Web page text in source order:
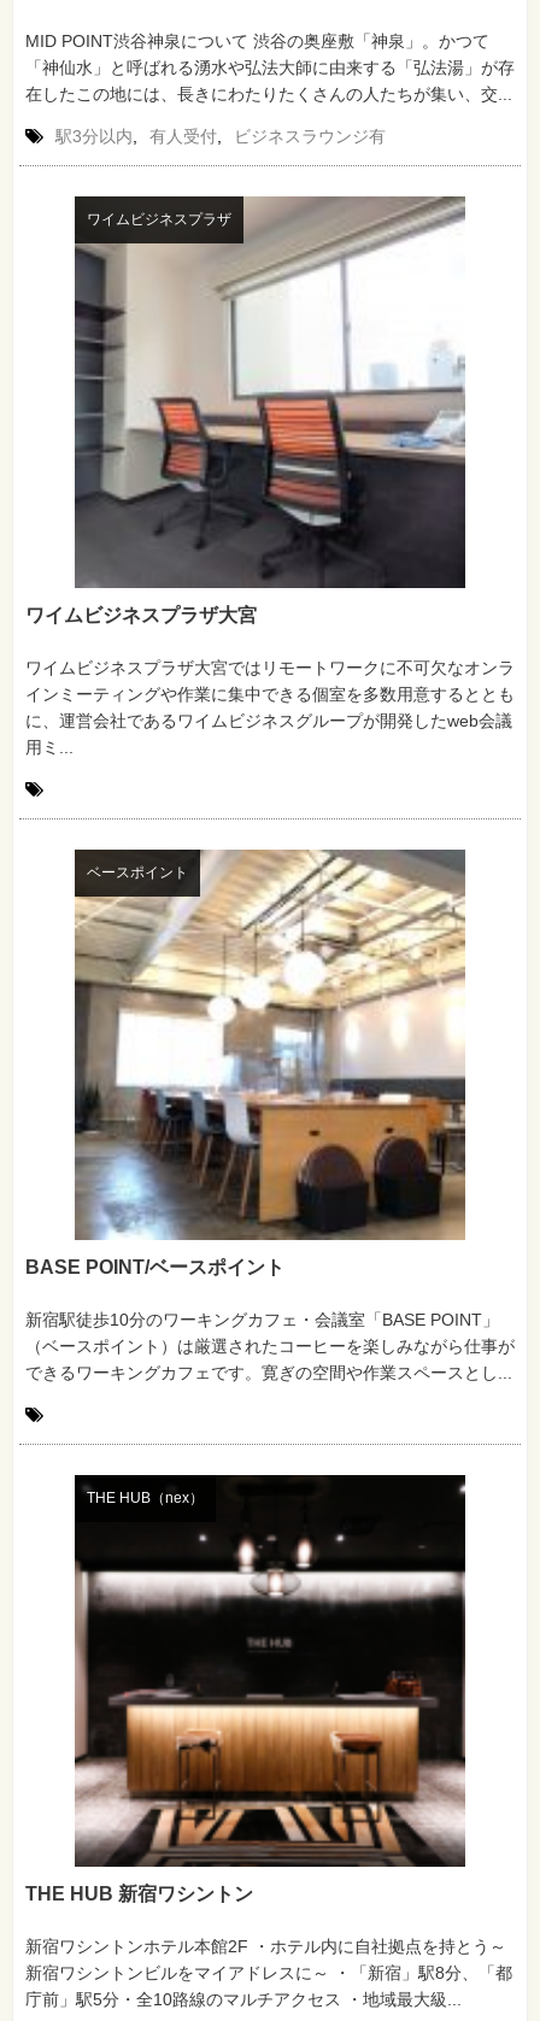
MID POINT渋谷神泉について 渋谷の奥座敷「神泉」。かつて
「神仙水」と呼ばれる湧水や弘法大師に由来する「弘法湯」が存
在したこの地には、長きにわたりたくさんの人たちが集い、交...
駅3分以内 有人受付 ビジネスラウンジ有
ワイムビジネスプラザ
ワイムビジネスプラザ大宮
ワイムビジネスプラザ大宮ではリモートワークに不可欠なオンラ
インミーティングや作業に集中できる個室を多数用意するととも
に、運営会社であるワイムビジネスグループが開発したweb会議
用ミ...
ベースポイント
BASE POINT/ベースポイント
新宿駅徒歩10分のワーキングカフェ・会議室「BASE POINT」
（ベースポイント）は厳選されたコーヒーを楽しみながら仕事が
できるワーキングカフェです。寛ぎの空間や作業スペースとし...
THE HUB（nex）
THE HUB 新宿ワシントン
新宿ワシントンホテル本館2F ・ホテル内に自社拠点を持とう～
新宿ワシントンビルをマイアドレスに～ ・「新宿」駅8分、「都
庁前」駅5分・全10路線のマルチアクセス ・地域最大級...